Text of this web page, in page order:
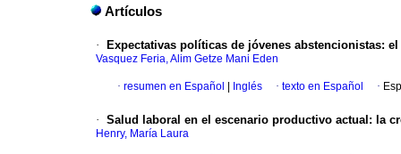
Artículos
· Expectativas políticas de jóvenes abstencionistas:
Vasquez Feria, Alim Getze Mani Eden
· resumen en Español Inglés · texto en Español ·
· Salud laboral en el escenario productivo actual: la
Henry, María Laura